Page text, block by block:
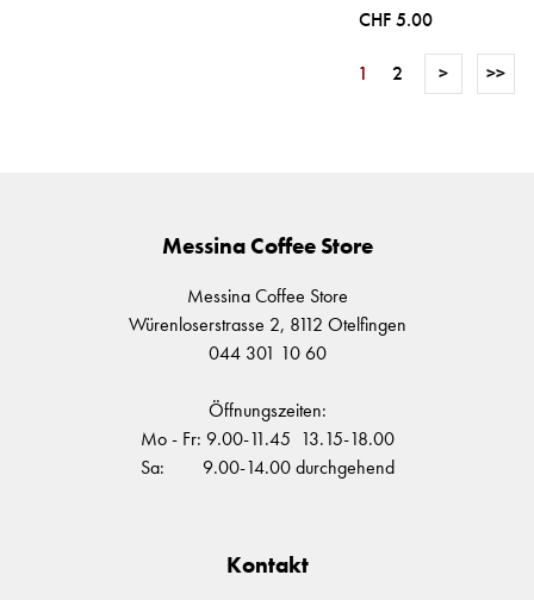
CHF 5.00
1 2 > >>
Messina Coffee Store
Messina Coffee Store
Würenloserstrasse 2, 8112 Otelfingen
044 301 10 60
Öffnungszeiten:
Mo - Fr: 9.00-11.45 13.15-18.00
Sa: 9.00-14.00 durchgehend
Kontakt